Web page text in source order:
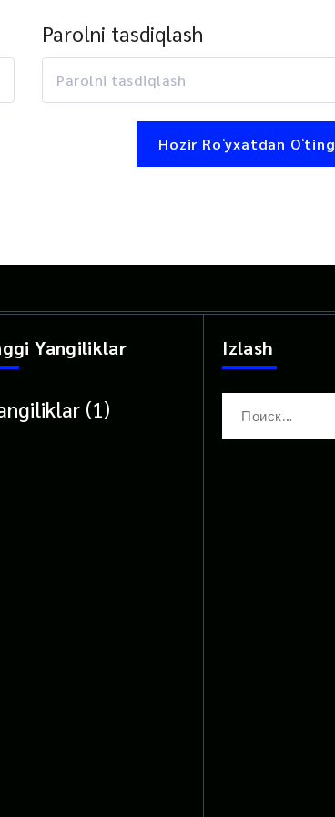
Parolni tasdiqlash
Hozir Roʻyxatdan Oʻting
Yangiliklar
(1)
Izlash
Найти: